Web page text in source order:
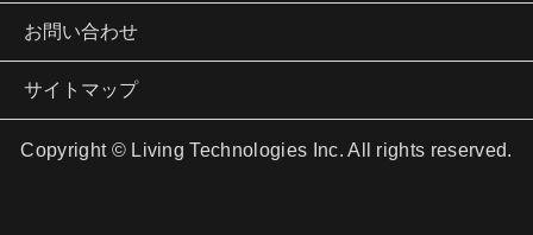
お問い合わせ
サイトマップ
Copyright © Living Technologies Inc. All rights reserved.